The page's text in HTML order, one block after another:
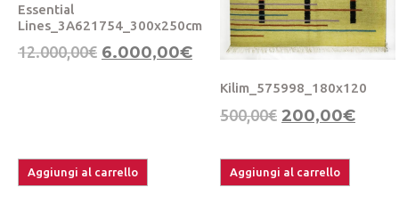
Essential
Lines_3A621754_300x250cm
12.000,00€ 6.000,00€
Aggiungi al carrello
Kilim_575998_180x120
500,00€ 200,00€
Aggiungi al carrello